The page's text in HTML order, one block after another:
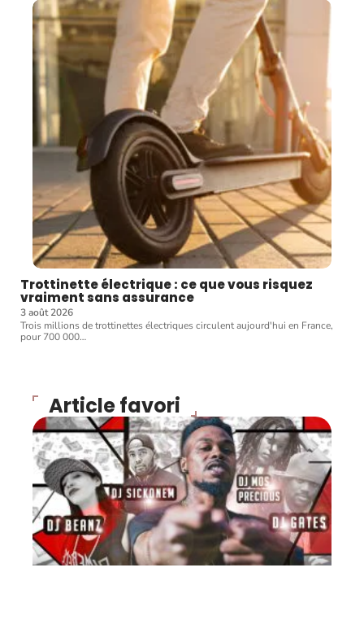
Trottinette électrique : ce que vous risquez
vraiment sans assurance
3 août 2026
Trois millions de trottinettes électriques circulent aujourd'hui en France,
pour 700 000…
Article favori